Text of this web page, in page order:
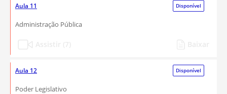
Aula 11 Disponível
Administração Pública
Aula 12 Disponível
Poder Legislativo